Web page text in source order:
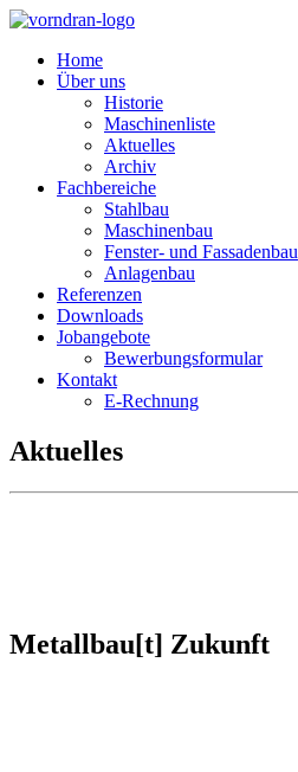
Home
Über uns
Historie
Maschinenliste
Aktuelles
Archiv
Fachbereiche
Stahlbau
Maschinenbau
Fenster- und Fassadenbau
Anlagenbau
Referenzen
Downloads
Jobangebote
Bewerbungsformular
Kontakt
E-Rechnung
Aktuelles
Metallbau[t] Zukunft